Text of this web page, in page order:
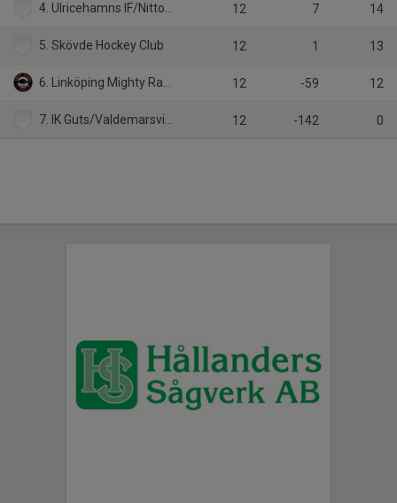
4. Ulricehamns IF/Nittorps IK 12 7 14
5. Skövde Hockey Club 12 1 13
6. Linköping Mighty Ravens HC 12 -59 12
7. IK Guts/Valdemarsviks IF/Vita Hästen 12 -142 0